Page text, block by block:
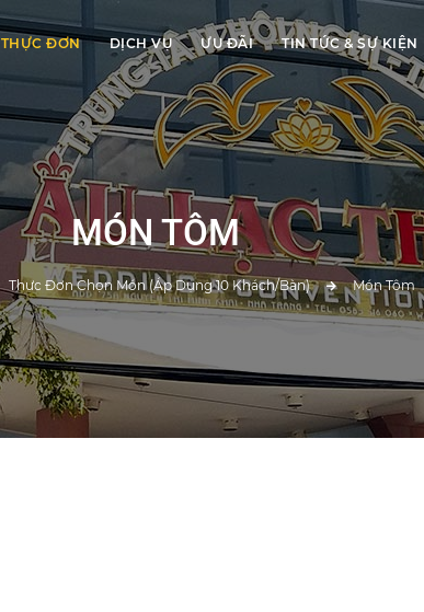
THỰC ĐƠN DỊCH VỤ ƯU ĐÃI TIN TỨC & SỰ KIỆN
MÓN TÔM
Thực Đơn Chọn Món (Áp Dụng 10 Khách/bàn) Món Tôm